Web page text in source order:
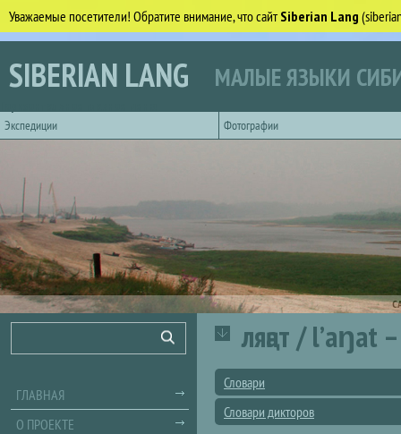
Уважаемые посетители! Обратите внимание, что сайтSiberian Lang
Перейти к основному содержанию
SIBERIAN LANG МАЛЫЕ ЯЗЫКИ
Экспедиции
Фотографии
ляңат / lʼaŋat
Словари
Словари дикторов
Поиск
ГЛАВНАЯ
О ПРОЕКТЕ